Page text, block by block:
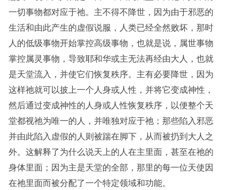
一切事物都对应于祂。主不得不降世，因为由于邪恶的
生活和由此产生的虚假说服，人类已经全然败坏，那时
人的低级事物开始掌控高级事物，也就是说，属世事物
掌控属灵事物，导致耶和华或主无法再经由大人，也就
是天堂流入，并使它们恢复秩序。主有必要降世，因为
这样祂就可以披上一个人身或人性，并将它变成神性，
然后通过变成神性的人身或人性恢复秩序，以便整个天
堂都视祂为唯一的人，并唯独对应于祂；那些陷入邪恶
并由此陷入虚假的人则被踹在脚下，从而被扔到大人之
外。这解释了为什么说天上的人在主里面，甚至在祂的
身体里面；因为主是天堂的全部，那里的每一位天使因
在祂里面而被分配了一个特定领域和功能。